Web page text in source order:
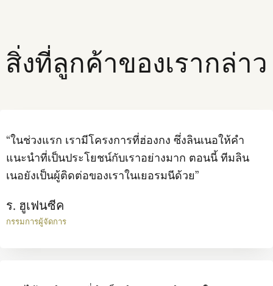
สิ่งที่ลูกค้าของเรากล่าว
“ในช่วงแรก เรามีโครงการที่ฮ่องกง ซึ่งลินเนอให้คำ
แนะนำที่เป็นประโยชน์กับเราอย่างมาก ตอนนี้ ทีมลิน
เนอยังเป็นผู้ติดต่อของเราในเยอรมนีด้วย”
ร. ฮูเฟนซีค
กรรมการผู้จัดการ